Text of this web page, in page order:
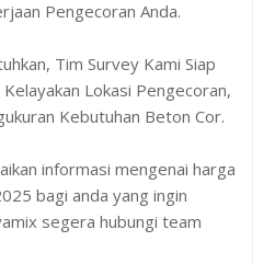
Pengecoran Anda.
Tim Survey Kami Siap
Lokasi Pengecoran,
Kebutuhan Beton Cor.
informasi mengenai harga
bagi anda yang ingin
segera hubungi team